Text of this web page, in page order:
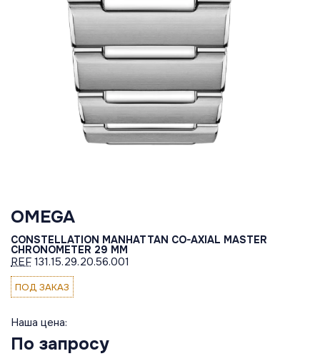
OMEGA
CONSTELLATION MANHATTAN CO-AXIAL MASTER
CHRONOMETER 29 MM
REF 131.15.29.20.56.001
ПОД ЗАКАЗ
Наша цена:
По запросу